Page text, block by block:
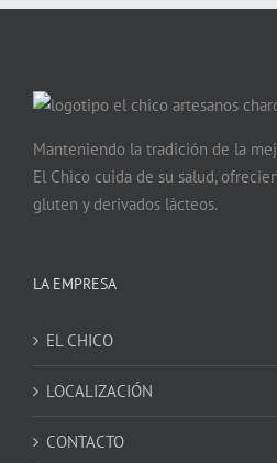
Manteniendo la tradición de la
El Chico cuida de su salud,
gluten y derivados lácteos.
LA EMPRESA
EL CHICO
LOCALIZACIÓN
CONTACTO